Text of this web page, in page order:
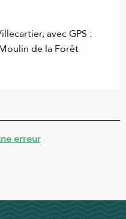
avec GPS :
de la Forêt
erreur